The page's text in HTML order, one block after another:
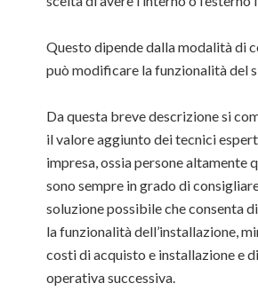
Questo dipende dalla modalità di
può modificare la funzionalità del
Da questa breve descrizione si
il valore aggiunto dei tecnici
impresa, ossia persone altamente
sono sempre in grado di
soluzione possibile che consenta
la funzionalità dell’installazione,
costi di acquisto e installazione e
operativa successiva.